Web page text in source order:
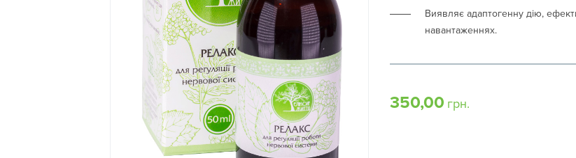
Виявляє адаптогенну дію,
навантаженнях.
350,00 грн.